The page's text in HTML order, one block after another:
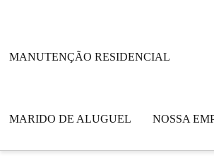
MANUTENÇÃO RESIDENCIAL
MARIDO DE ALUGUEL NOSSA